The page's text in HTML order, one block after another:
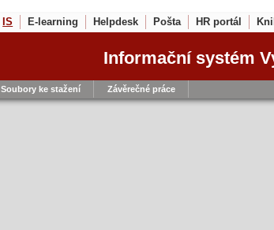
IS E-learning Helpdesk Pošta HR portál
Informační systém
Soubory ke stažení Závěrečné práce